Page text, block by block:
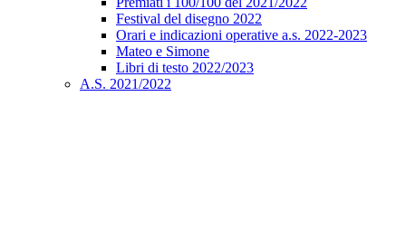
Festival del disegno 2022
Orari e indicazioni operative a.s. 2022-2023
Mateo e Simone
Libri di testo 2022/2023
A.S. 2021/2022